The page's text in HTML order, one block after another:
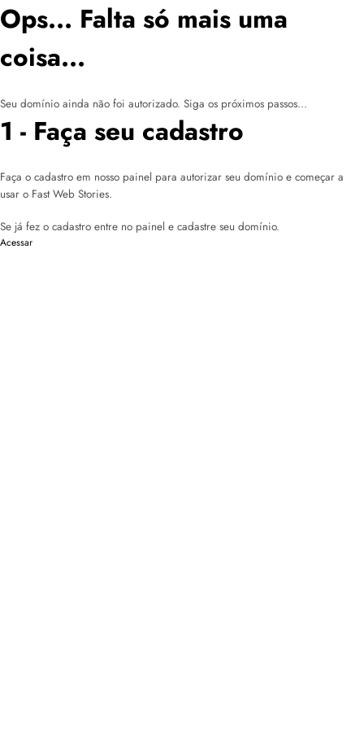
Ops... Falta só mais uma
coisa...
Seu domínio ainda não foi autorizado. Siga os próximos passos...
1 - Faça seu cadastro
Faça o cadastro em nosso painel para autorizar seu domínio e começar a
usar o Fast Web Stories.
Se já fez o cadastro entre no painel e cadastre seu domínio.
Acessar